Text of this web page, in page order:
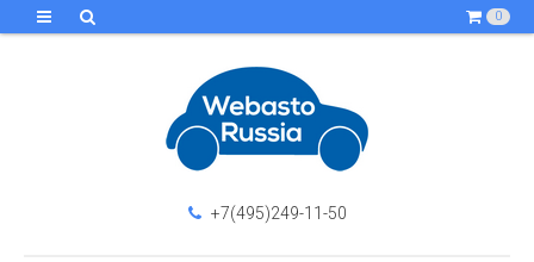
0
+7(495)249-11-50